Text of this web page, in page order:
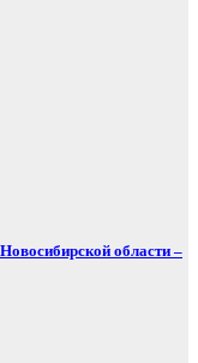
области –